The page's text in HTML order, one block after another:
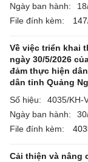
Ngày ban hành:
File đính kèm:
Về việc triển khai
ngày 30/5/2026
đảm thực hiện
dân tỉnh Quảng
Số hiệu:
4035/KH-
Ngày ban hành:
File đính kèm:
Cải thiện và nâng